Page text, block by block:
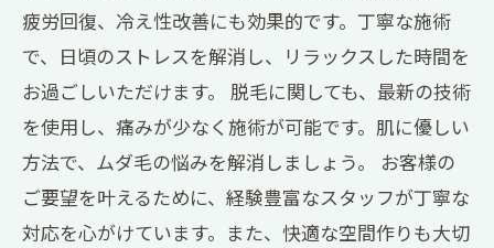
疲労回復、冷え性改善にも効果的です。丁寧な施術
で、日頃のストレスを解消し、リラックスした時間を
お過ごしいただけます。 脱毛に関しても、最新の技術
を使用し、痛みが少なく施術が可能です。肌に優しい
方法で、ムダ毛の悩みを解消しましょう。 お客様の
ご要望を叶えるために、経験豊富なスタッフが丁寧な
対応を心がけています。また、快適な空間作りも大切